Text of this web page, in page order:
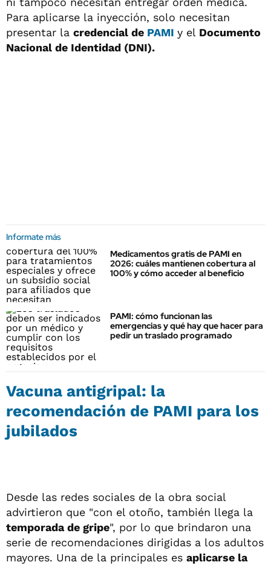
Para aplicarse la inyección, solo necesitan
presentar la credencial de PAMI y el Documento
Nacional de Identidad (DNI).
Informate más
Medicamentos gratis de PAMI en
2026: cuáles mantienen cobertura al
100% y cómo acceder al beneficio
PAMI: cómo funcionan las
emergencias y qué hay que hacer para
pedir un traslado programado
Vacuna antigripal: la
recomendación de PAMI para los
jubilados
Desde las redes sociales de la obra social
advirtieron que "con el otoño, también llega la
temporada de gripe", por lo que brindaron una
serie de recomendaciones dirigidas a los adultos
mayores. Una de la principales es aplicarse la